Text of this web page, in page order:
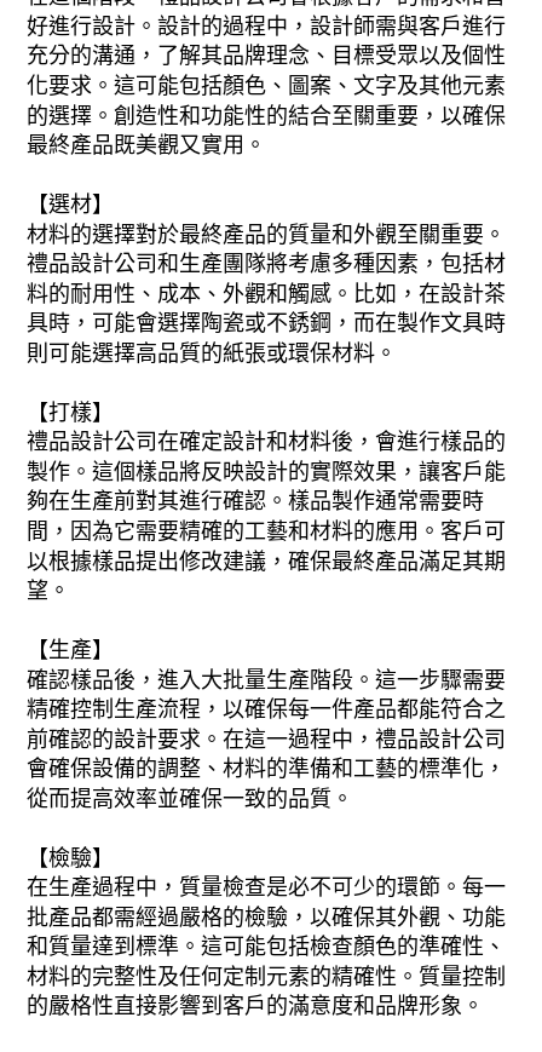
好進行設計。設計的過程中，設計師需與客戶進行
充分的溝通，了解其品牌理念、目標受眾以及個性
化要求。這可能包括顏色、圖案、文字及其他元素
的選擇。創造性和功能性的結合至關重要，以確保
最終產品既美觀又實用。
【選材】
材料的選擇對於最終產品的質量和外觀至關重要。
禮品設計公司和生產團隊將考慮多種因素，包括材
料的耐用性、成本、外觀和觸感。比如，在設計茶
具時，可能會選擇陶瓷或不銹鋼，而在製作文具時
則可能選擇高品質的紙張或環保材料。
【打樣】
禮品設計公司在確定設計和材料後，會進行樣品的
製作。這個樣品將反映設計的實際效果，讓客戶能
夠在生產前對其進行確認。樣品製作通常需要時
間，因為它需要精確的工藝和材料的應用。客戶可
以根據樣品提出修改建議，確保最終產品滿足其期
望。
【生產】
確認樣品後，進入大批量生產階段。這一步驟需要
精確控制生產流程，以確保每一件產品都能符合之
前確認的設計要求。在這一過程中，禮品設計公司
會確保設備的調整、材料的準備和工藝的標準化，
從而提高效率並確保一致的品質。
【檢驗】
在生產過程中，質量檢查是必不可少的環節。每一
批產品都需經過嚴格的檢驗，以確保其外觀、功能
和質量達到標準。這可能包括檢查顏色的準確性、
材料的完整性及任何定制元素的精確性。質量控制
的嚴格性直接影響到客戶的滿意度和品牌形象。